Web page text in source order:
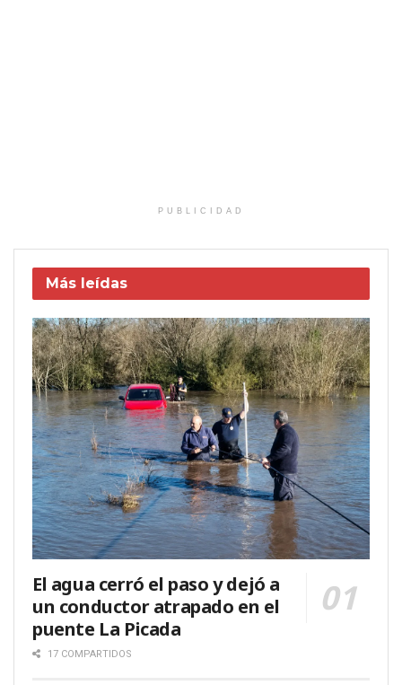
PUBLICIDAD
Más leídas
El agua cerró el paso y dejó a
un conductor atrapado en el
puente La Picada
17 COMPARTIDOS